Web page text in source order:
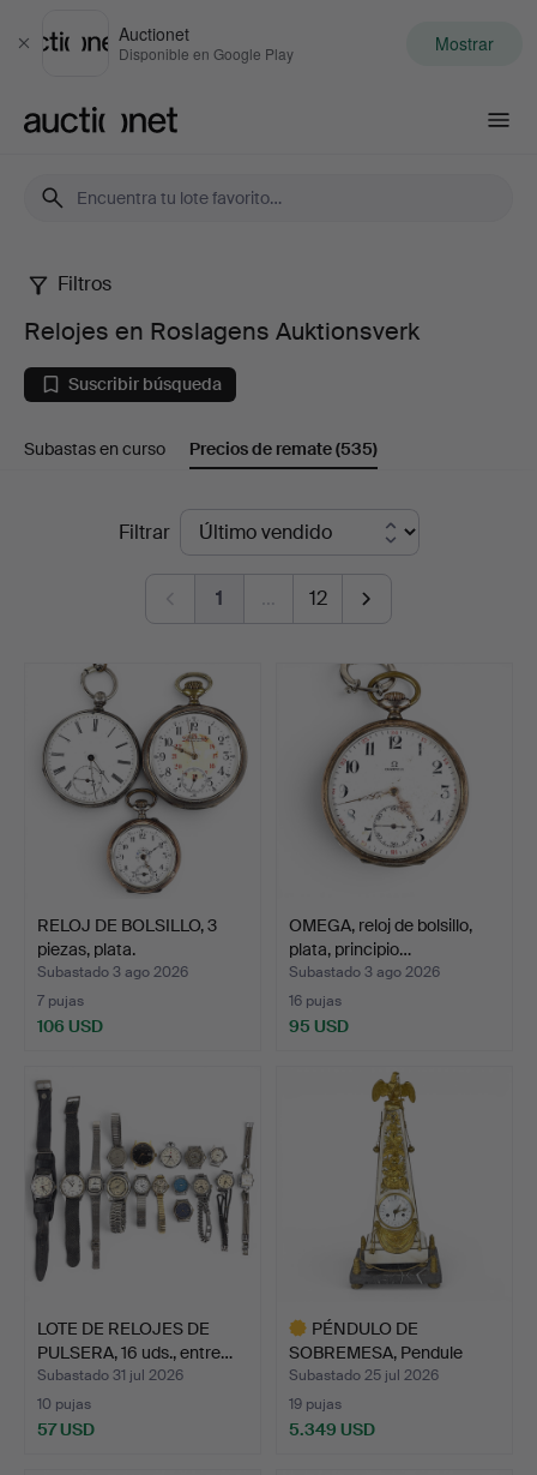
Cerrar
Auctionet
Disponible en Google Play Mostrar
Relojes
en
Roslagens
Auktionsverk
Filtros
Relojes en Roslagens Auktionsverk
Suscribir búsqueda
Subastas en curso Precios de remate(535)
Filtrar
1 … 12
RELOJ DE BOLSILLO, 3
piezas, plata.
Subastado 3 ago 2026
7 pujas
106 USD
OMEGA, reloj de bolsillo,
plata, principio…
Subastado 3 ago 2026
16 pujas
95 USD
LOTE DE RELOJES DE
PULSERA, 16 uds., entre…
Subastado 31 jul 2026
10 pujas
57 USD
PÉNDULO DE
SOBREMESA, Pendule
Obelisque, P…
Subastado 25 jul 2026
19 pujas
5.349 USD